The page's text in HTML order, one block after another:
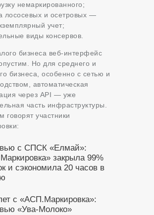
немаркированного;
лососевых и осетровых —
учет;
виды консервов.
бизнеса веб-интерфейс
Но для среднего и
бизнеса, особенно с сетью и
автоматическая
через API — уже
часть инфраструктуры.
говорят участники
с СПСК «Елмай»:
закрыла 99%
и сэкономила 20 часов в
с «АСП.Маркировка»:
«Ува-Молоко»